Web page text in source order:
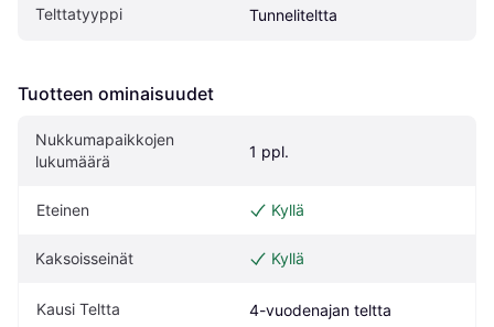
Telttatyyppi Tunneliteltta
Tuotteen ominaisuudet
Nukkumapaikkojen
lukumäärä
1 ppl.
Eteinen Kyllä
Kaksoisseinät Kyllä
Kausi Teltta 4-vuodenajan teltta